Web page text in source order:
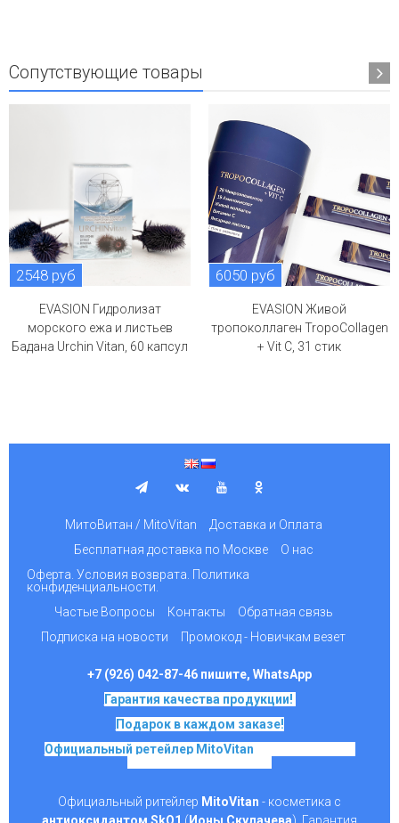
Сопутствующие товары
2548 руб
EVASION Гидролизат
морского ежа и листьев
Бадана Urchin Vitan, 60 капсул
6050 руб
EVASION Живой
тропоколлаген TropoCollagen
+ Vit C, 31 стик
МитоВитан / MitoVitan
Доставка и Оплата
Бесплатная доставка по Москве
О нас
Оферта. Условия возврата. Политика
конфиденциальности.
Частые Вопросы
Контакты
Обратная связь
Подписка на новости
Промокод - Новичкам везет
+7 (926) 042-87-46 пишите, WhatsApp
Гарантия качества продукции!
Подарок в каждом заказе!
Официальный ретейлер MitoVitan
Официальный ритейлер MitoVitan - косметика с